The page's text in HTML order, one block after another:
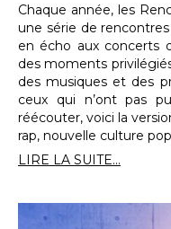
Chaque année, les
une série de
en écho aux concerts
des moments
des musiques et des
ceux qui n’ont pas
réécouter, voici la
rap, nouvelle culture
LIRE LA SUITE...